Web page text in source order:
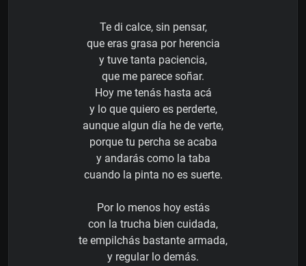
Te di calce, sin pensar,
que eras grasa por herencia
y tuve tanta paciencia,
que me parece soñar.
Hoy me tenás hasta acá
y lo que quiero es perderte,
aunque algun día he de verte,
porque tu percha se acaba
y andarás como la taba
cuando la pinta no es suerte.
Por lo menos hoy estás
con la trucha bien cuidada,
te empilchás bastante armada,
y regular lo demás.